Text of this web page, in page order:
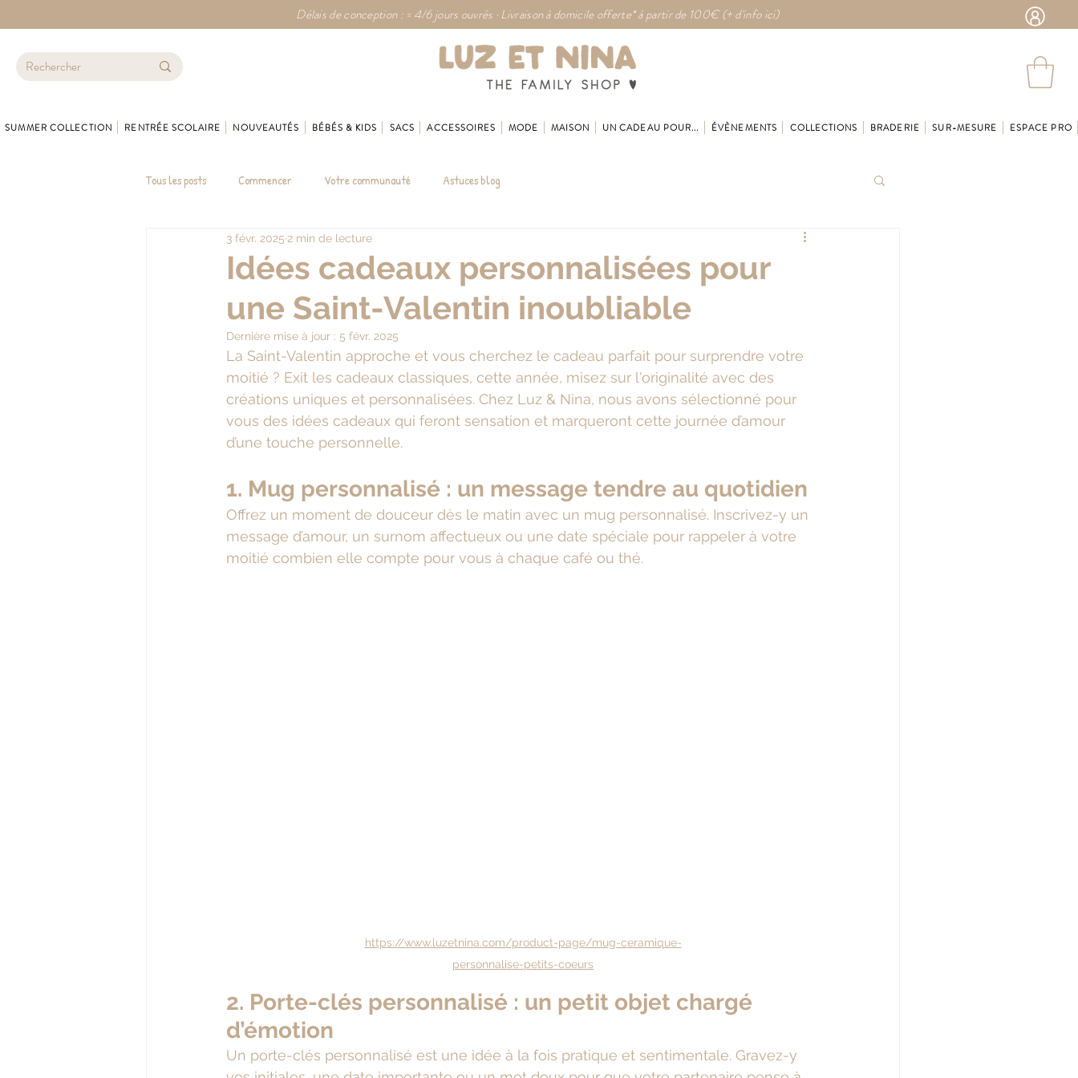
Délais de conception : ≈ 4/6 jours ouvrés · Livraison à domicile offerte* à partir de 100€ (+ d'info ici)
SUMMER COLLECTION RENTRÉE SCOLAIRE NOUVEAUTÉS BÉBÉS & KIDS SACS ACCESSOIRES MODE MAISON UN CADEAU POUR... ÉVÈNEMENTS COLLECTIONS BRADERIE SUR-MESURE ESPACE PRO
Tous les posts Commencer Votre communauté Astuces blog
Idées cadeaux personnalisées pour
une Saint-Valentin inoubliable
3 févr. 2025 2 min de lecture
Dernière mise à jour : 5 févr. 2025
La Saint-Valentin approche et vous cherchez le cadeau parfait pour surprendre votre
moitié ? Exit les cadeaux classiques, cette année, misez sur l'originalité avec des
créations uniques et personnalisées. Chez Luz & Nina, nous avons sélectionné pour
vous des idées cadeaux qui feront sensation et marqueront cette journée d’amour
d’une touche personnelle.
1. Mug personnalisé : un message tendre au quotidien
Offrez un moment de douceur dès le matin avec un mug personnalisé. Inscrivez-y un
message d’amour, un surnom affectueux ou une date spéciale pour rappeler à votre
moitié combien elle compte pour vous à chaque café ou thé.
https://www.luzetnina.com/product-page/mug-ceramique-
personnalise-petits-coeurs
2. Porte-clés personnalisé : un petit objet chargé
d’émotion
Un porte-clés personnalisé est une idée à la fois pratique et sentimentale. Gravez-y